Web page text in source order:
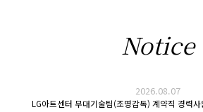
Notice
2026.08.07
LG아트센터 무대기술팀(조명감독) 계약직 경력